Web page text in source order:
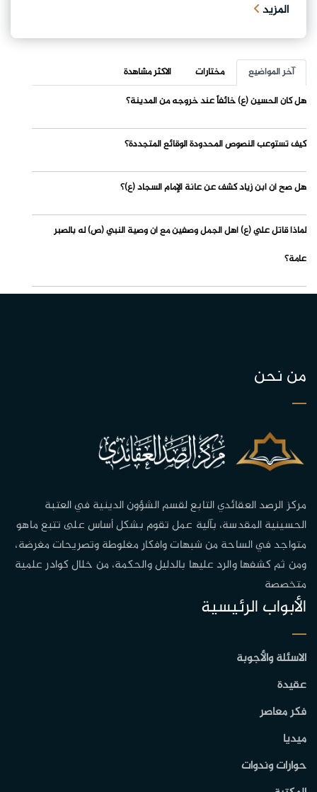
المزيد
آخر المواضيع مختارات
الاكثر مشاهدة
هل كان الحسين (ع) خائفاً عند خروجه من المدينة؟
كيف تستوعب النصوص المحدودة الوقائع المتجددة؟
هل صح أن ابن زياد كشف عن عانة الإمام السجاد (ع)؟
لماذا قاتل علي (ع) أهل الجمل وصفين مع أن وصية النبي (ص) له بالصبر
عامة؟
من نحن
مركز الرصد العقائدي التابع لقسم الشؤون الدينية في العتبة
الحسينية المقدسة، بآلية عمل تقوم بشكل أساس على تتبع ماهو
متواجد في الساحة من شبهات وافكار مغلوطة وتصريحات مغرضة،
ومن ثم كشفها والرد عليها بالدليل والحكمة، من خلال كوادر علمية
متخصصة
الأبواب الرئيسية
الاسئلة والأجوبة
عقيدة
فكر معاصر
ميديا
حوارات وندوات